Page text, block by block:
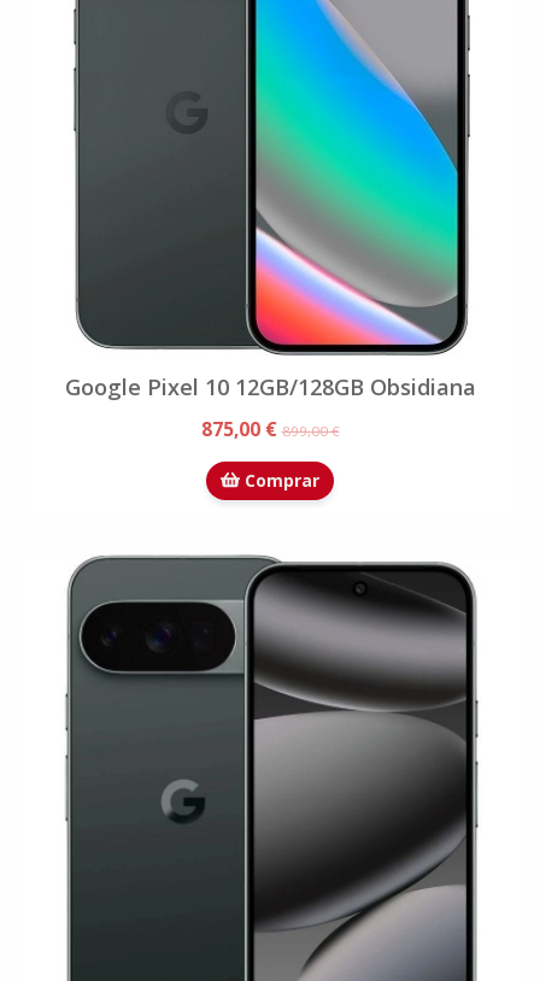
Google Pixel 10 12GB/128GB Obsidiana
875,00 €899,00 €
Comprar